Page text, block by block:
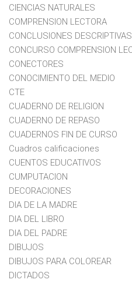
CIENCIAS NATURALES
COMPRENSION LECTORA
CONCLUSIONES DESCRIPTIVAS
CONCURSO COMPRENSION
CONECTORES
CONOCIMIENTO DEL MEDIO
CTE
CUADERNO DE RELIGION
CUADERNO DE REPASO
CUADERNOS FIN DE CURSO
Cuadros calificaciones
CUENTOS EDUCATIVOS
CUMPUTACION
DECORACIONES
DIA DE LA MADRE
DIA DEL LIBRO
DIA DEL PADRE
DIBUJOS
DIBUJOS PARA COLOREAR
DICTADOS